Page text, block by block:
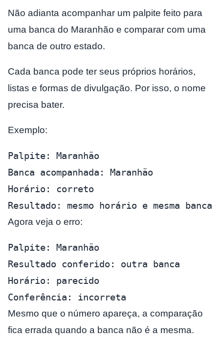
Não adianta acompanhar um palpite feito para
uma banca do Maranhão e comparar com uma
banca de outro estado.
Cada banca pode ter seus próprios horários,
listas e formas de divulgação. Por isso, o nome
precisa bater.
Exemplo:
Palpite: Maranhão
Banca acompanhada: Maranhão
Horário: correto
Resultado: mesmo horário e mesma banca
Agora veja o erro:
Palpite: Maranhão
Resultado conferido: outra banca
Horário: parecido
Conferência: incorreta
Mesmo que o número apareça, a comparação
fica errada quando a banca não é a mesma.